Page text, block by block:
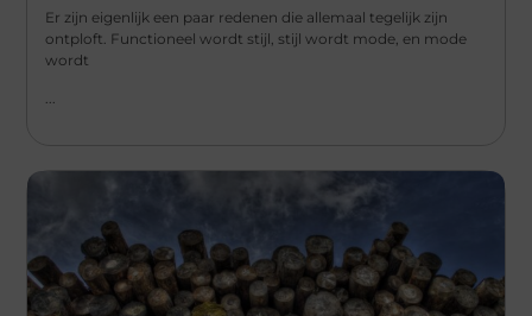
Er zijn eigenlijk een paar redenen die allemaal tegelijk zijn
ontploft. Functioneel wordt stijl, stijl wordt mode, en mode
wordt
...